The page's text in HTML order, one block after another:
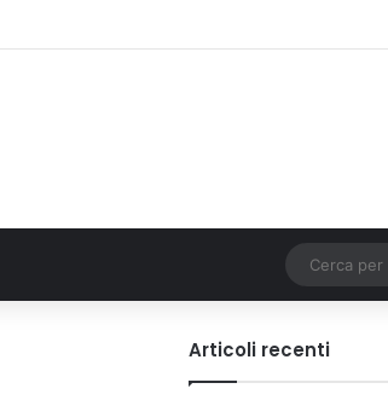
dei servizi a parità di tariffa
Articoli recenti